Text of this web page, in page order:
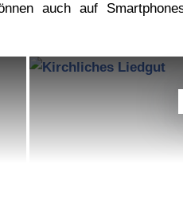
auch auf